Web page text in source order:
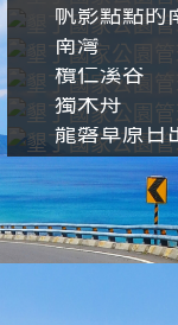
帆影點點的
南灣
欖仁溪谷
獨木舟
龍磐草原日